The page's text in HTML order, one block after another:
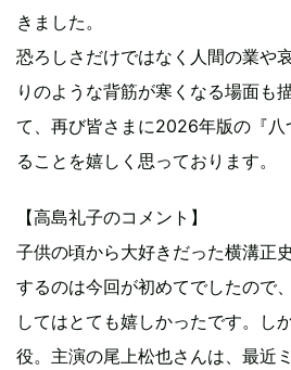
きました。
恐ろしさだけではなく人間の業や
りのような背筋が寒くなる場面も
て、再び皆さまに2026年版の『八
ることを嬉しく思っております。
【高島礼子のコメント】
子供の頃から大好きだった横溝正
するのは今回が初めてでしたので
してはとても嬉しかったです。し
役。主演の尾上松也さんは、最近